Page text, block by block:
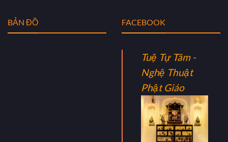
BẢN ĐỒ FACEBOOK
Tuệ Tự Tâm -
Nghệ Thuật
Phật Giáo